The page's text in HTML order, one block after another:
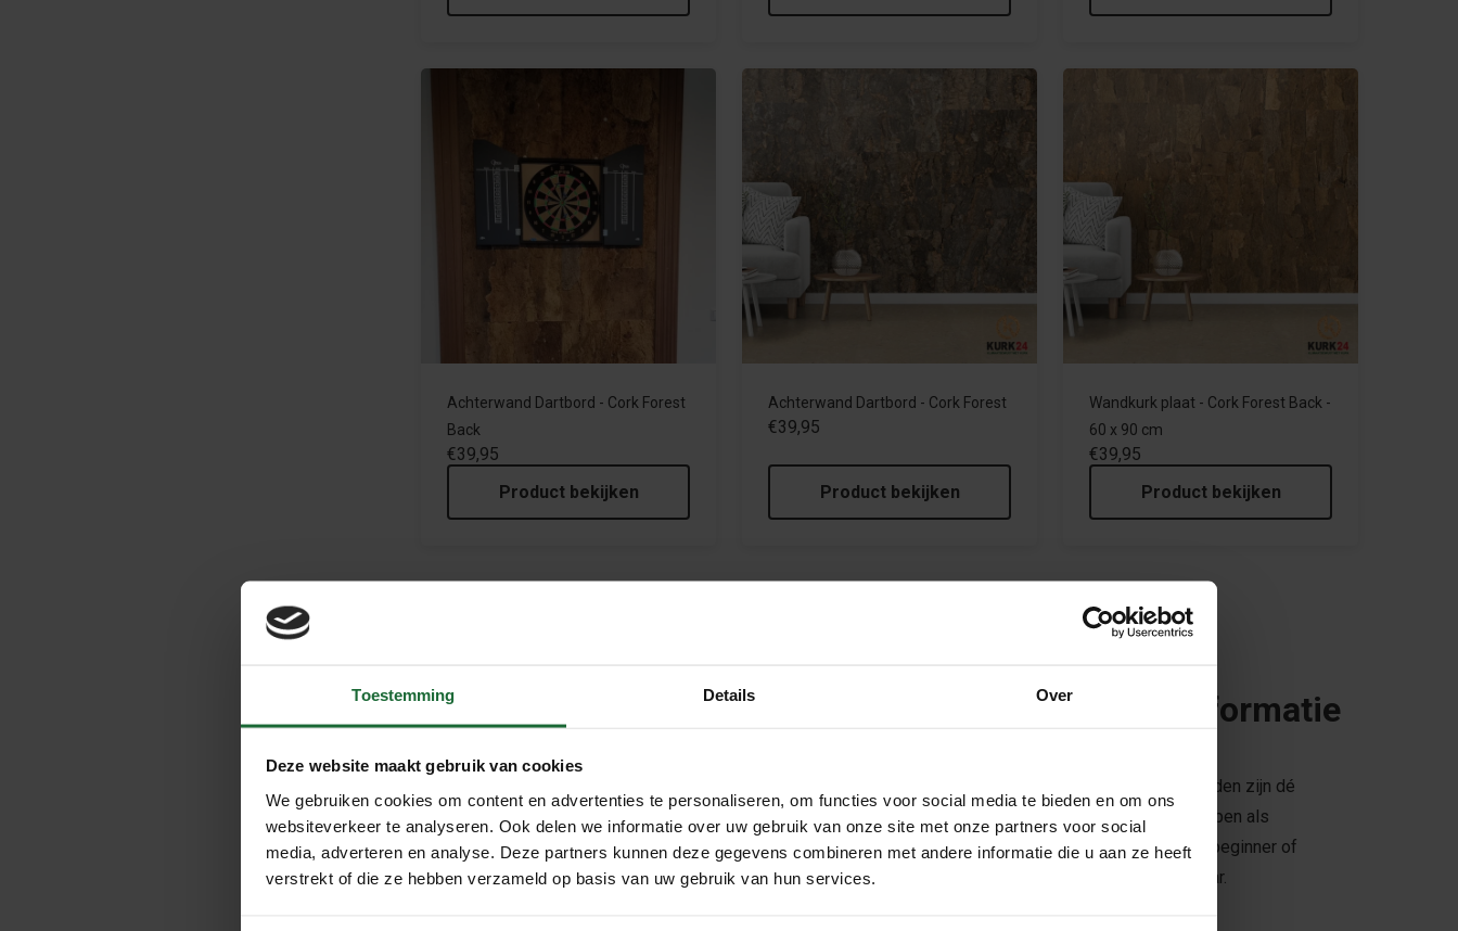
Toestemming Details Over
Deze website maakt gebruik van cookies
We gebruiken cookies om content en advertenties te personaliseren, om functies voor social media te bieden en om ons
websiteverkeer te analyseren. Ook delen we informatie over uw gebruik van onze site met onze partners voor social
media, adverteren en analyse. Deze partners kunnen deze gegevens combineren met andere informatie die u aan ze heeft
verstrekt of die ze hebben verzameld op basis van uw gebruik van hun services.
Achterwand Dartbord - Cork Forest
Back
€39,95
Product bekijken
Achterwand Dartbord - Cork Forest
€39,95
Product bekijken
Wandkurk plaat - Cork Forest Back -
60 x 90 cm
€39,95
Product bekijken
Dartbord Achterwand op Maat – Bescherming & Informatie
over Dartbord Afmetingen
Bescherm je muur en upgrade je dartomgeving met onze op maat gemaakte kurkborden! Deze achterwanden zijn dé
oplossing voor dartbord bescherming tegen misworpen. Onze duurzame kurkborden zijn speciaal ontworpen als
achterwand voor dartbord, zodat je met vertrouwen kunt gooien zonder schade aan de muur. Of je nu een beginner of
gevorderde darter bent, een goede achterwand en kennis van de juiste dartbord afmetingen zijn onmisbaar.